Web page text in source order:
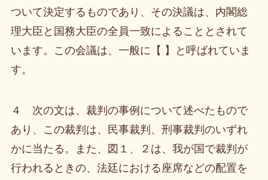
ついて決定するものであり、その決議は、内閣総
理大臣と国務大臣の全員一致によることとされて
います。この会議は、一般に【 】と呼ばれていま
す。
４ 次の文は、裁判の事例について述べたもので
あり、この裁判は、民事裁判、刑事裁判のいずれ
かに当たる。また、図１、２は、我が国で裁判が
行われるときの、法廷における座席などの配置を